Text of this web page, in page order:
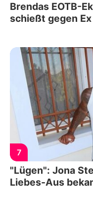
Brendas EOTB-
schießt gegen
7
"Lügen": Jona
Liebes-Aus